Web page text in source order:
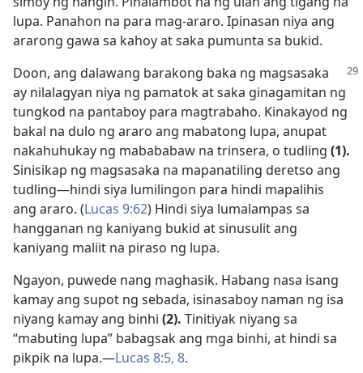
lupa. Panahon na para mag-araro. Ipinasan niya ang
ararong gawa sa kahoy at saka pumunta sa bukid.
Doon, ang dalawang barakong baka ng magsasaka
ay nilalagyan niya ng pamatok at saka ginagamitan ng
tungkod na pantaboy para magtrabaho. Kinakayod ng
bakal na dulo ng araro ang mabatong lupa, anupat
nakahuhukay ng mabababaw na trinsera, o tudling (1).
Sinisikap ng magsasaka na mapanatiling deretso ang
tudling​—hindi siya lumilingon para hindi mapalihis
ang araro. (Lucas 9:62) Hindi siya lumalampas sa
hangganan ng kaniyang bukid at sinusulit ang
kaniyang maliit na piraso ng lupa.
Ngayon, puwede nang maghasik. Habang nasa isang
kamay ang supot ng sebada, isinasaboy naman ng isa
niyang kamay ang binhi (2). Tinitiyak niyang sa
“mabuting lupa” babagsak ang mga binhi, at hindi sa
pikpik na lupa.​—Lucas 8:5, 8.